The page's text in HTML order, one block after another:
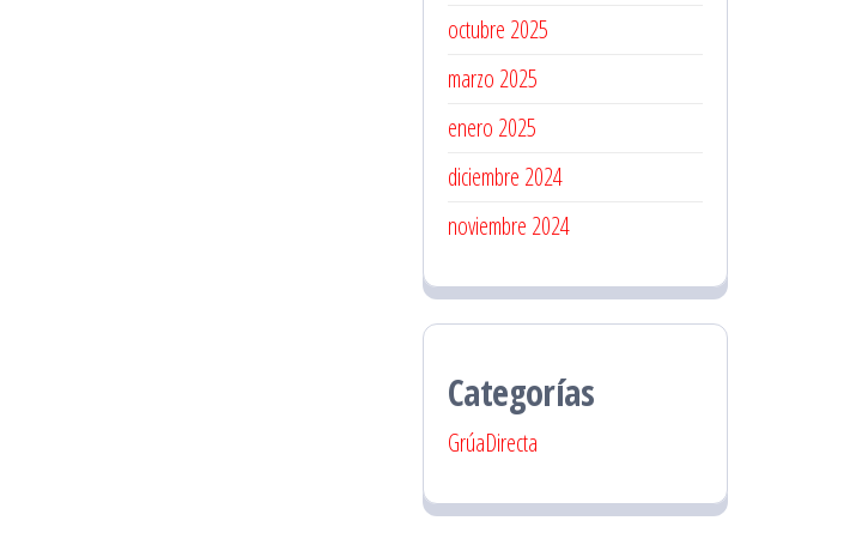
octubre 2025
marzo 2025
enero 2025
diciembre 2024
noviembre 2024
Categorías
GrúaDirecta